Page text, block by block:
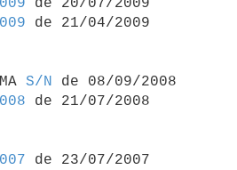
de 21/04/2009
S/N
de 08/09/2008
de 21/07/2008
de 23/07/2007